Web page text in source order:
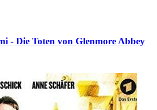
- Die Toten von Glenmore Abbey